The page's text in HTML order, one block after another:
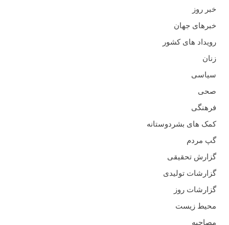
خبر روز
خبرهای جهان
رویداد های کشور
زنان
سیاسی
صحی
فرهنگی
کمک های بشردوستانه
گپ مردم
گزارش تحقیقی
گزارشات تولیدی
گزارشات روز
محیط زیست
مصاحبه